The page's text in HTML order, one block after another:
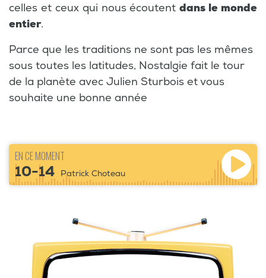
celles et ceux qui nous écoutentdans le monde
entier.
Parce que les traditions ne sont pas les mêmes
sous toutes les latitudes, Nostalgie fait le tour
de la planète avec Julien Sturbois et vous
souhaite une bonne année
EN CE MOMENT
10-14 Patrick Choteau